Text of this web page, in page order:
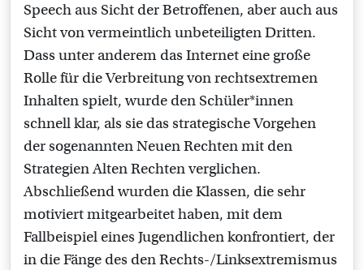
Speech aus Sicht der Betroffenen, aber auch aus
Sicht von vermeintlich unbeteiligten Dritten.
Dass unter anderem das Internet eine große
Rolle für die Verbreitung von rechtsextremen
Inhalten spielt, wurde den Schüler*innen
schnell klar, als sie das strategische Vorgehen
der sogenannten Neuen Rechten mit den
Strategien Alten Rechten verglichen.
Abschließend wurden die Klassen, die sehr
motiviert mitgearbeitet haben, mit dem
Fallbeispiel eines Jugendlichen konfrontiert, der
in die Fänge des den Rechts-/Linksextremismus